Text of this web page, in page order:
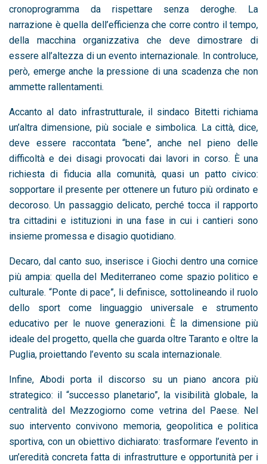
cronoprogramma da rispettare senza deroghe. La
narrazione è quella dell’efficienza che corre contro il tempo,
della macchina organizzativa che deve dimostrare di
essere all’altezza di un evento internazionale. In controluce,
però, emerge anche la pressione di una scadenza che non
ammette rallentamenti.
Accanto al dato infrastrutturale, il sindaco Bitetti richiama
un’altra dimensione, più sociale e simbolica. La città, dice,
deve essere raccontata “bene”, anche nel pieno delle
difficoltà e dei disagi provocati dai lavori in corso. È una
richiesta di fiducia alla comunità, quasi un patto civico:
sopportare il presente per ottenere un futuro più ordinato e
decoroso. Un passaggio delicato, perché tocca il rapporto
tra cittadini e istituzioni in una fase in cui i cantieri sono
insieme promessa e disagio quotidiano.
Decaro, dal canto suo, inserisce i Giochi dentro una cornice
più ampia: quella del Mediterraneo come spazio politico e
culturale. “Ponte di pace”, li definisce, sottolineando il ruolo
dello sport come linguaggio universale e strumento
educativo per le nuove generazioni. È la dimensione più
ideale del progetto, quella che guarda oltre Taranto e oltre la
Puglia, proiettando l’evento su scala internazionale.
Infine, Abodi porta il discorso su un piano ancora più
strategico: il “successo planetario”, la visibilità globale, la
centralità del Mezzogiorno come vetrina del Paese. Nel
suo intervento convivono memoria, geopolitica e politica
sportiva, con un obiettivo dichiarato: trasformare l’evento in
un’eredità concreta fatta di infrastrutture e opportunità per i